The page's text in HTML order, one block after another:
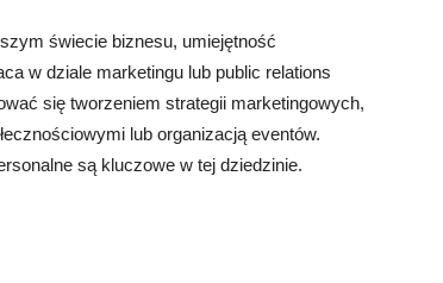
świecie biznesu, umiejętność
w dziale marketingu lub public relations
się tworzeniem strategii marketingowych,
lub organizacją eventów.
są kluczowe w tej dziedzinie.